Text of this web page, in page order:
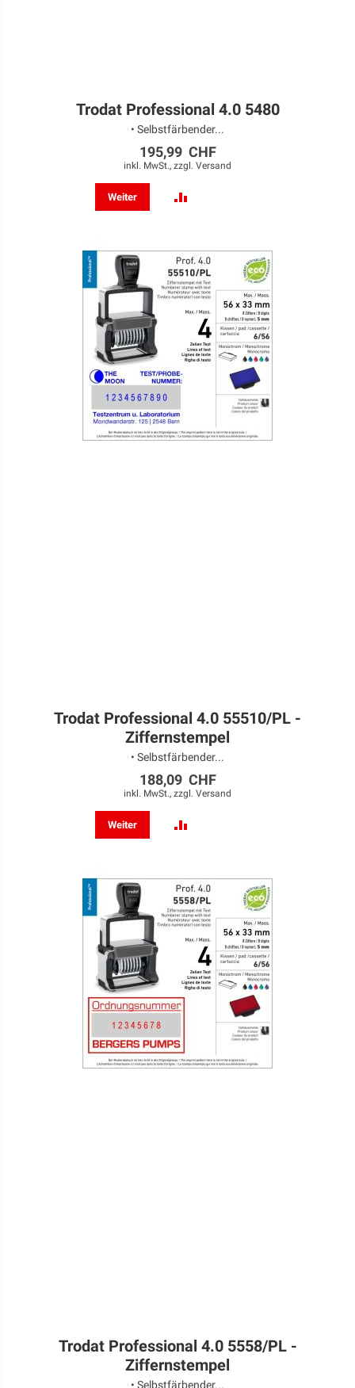
Trodat Professional 4.0 5480
• Selbstfärbender...
195,99 CHF
inkl. MwSt., zzgl. Versand
Weiter
HINZUFÜGEN
Trodat Professional 4.0 55510/PL -
Ziffernstempel
• Selbstfärbender...
188,09 CHF
inkl. MwSt., zzgl. Versand
Weiter
HINZUFÜGEN
Trodat Professional 4.0 5558/PL -
Ziffernstempel
• Selbstfärbender...